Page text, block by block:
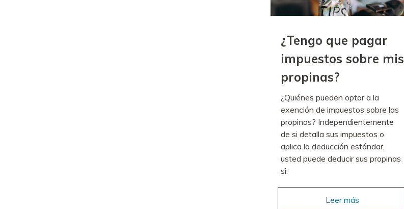
¿Tengo que pagar
impuestos sobre mis
propinas?
¿Quiénes pueden optar a la
exención de impuestos sobre las
propinas? Independientemente
de si detalla sus impuestos o
aplica la deducción estándar,
usted puede deducir sus propinas
si:
Leer más